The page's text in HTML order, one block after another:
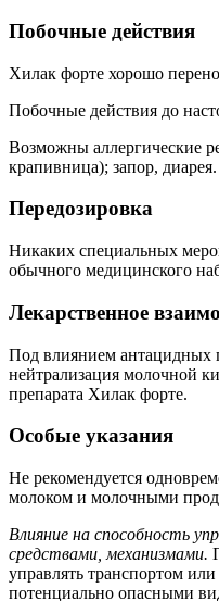
Побочные действия
Хилак форте хорошо
Побочные действия до
Возможны аллергические
крапивница); запор, диарея.
Передозировка
Никаких специальных
обычного медицинского
Лекарственное
Под влиянием антацидных
нейтрализация молочной
препарата Хилак форте.
Особые указания
Не рекомендуется
молоком и молочными
Влияние на способность
средствами, механизмами.
управлять транспортом
потенциально опасными